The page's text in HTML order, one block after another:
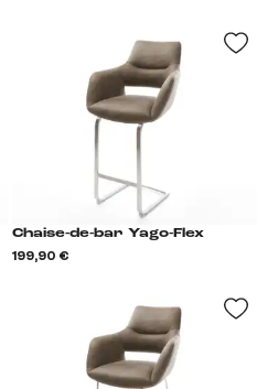
Chaise-de-bar Yago-Flex
199,90 €